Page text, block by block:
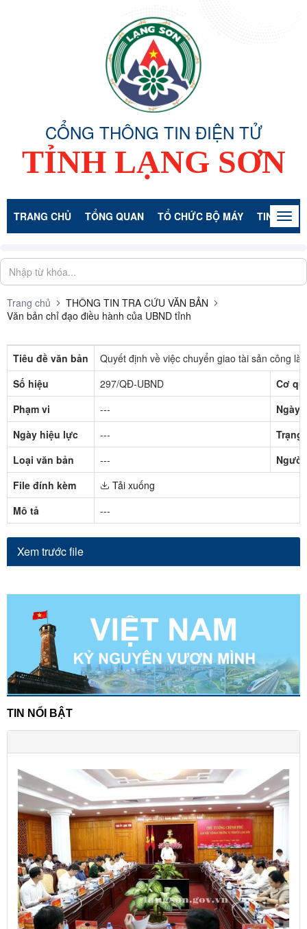
CỔNG THÔNG TIN ĐIỆN TỬ
TỈNH LẠNG SƠN
TRANG CHỦ TỔNG QUAN TỔ CHỨC BỘ MÁY TIN TỨC -
Trang chủ
THÔNG TIN TRA CỨU VĂN BẢN
Văn bản chỉ đạo điều hành của UBND tỉnh
Tiêu đề văn bản
Quyết định về việc chuyển giao tài sản công
Số hiệu
297/QĐ-UBND
Cơ
Phạm vi
---
Ngày
Ngày hiệu lực
---
Trạng
Loại văn bản
---
File đính kèm
Tải xuống
Mô tả
---
Xem trước file
TIN NỔI BẬT